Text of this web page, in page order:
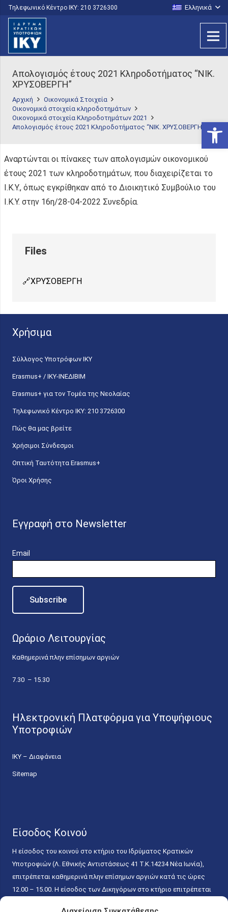
Τηλεφωνικό Κέντρο IKY: 210 3726300 Ελληνικά
Απολογισμός έτους 2021 Κληροδοτήματος “NIK.
ΧΡΥΣΟΒΕΡΓΗ”
Αρχική
Οικονομικά Στοιχεία
Οικονομικά στοιχεία κληροδοτημάτων
Οικονομικά στοιχεία Κληροδοτημάτων 2021
Απολογισμός έτους 2021 Κληροδοτήματος “NIK. ΧΡΥΣΟΒΕΡΓΗ”
Αναρτώνται οι πίνακες των απολογισμών οικονομικού
έτους 2021 των κληροδοτημάτων, που διαχειρίζεται το
Ι.Κ.Υ., όπως εγκρίθηκαν από το Διοικητικό Συμβούλιο του
Ι.Κ.Υ. στην 16η/28-04-2022 Συνεδρία.
ΧΡΥΣΟΒΕΡΓΗ
Χρήσιμα
Σύλλογος Υποτρόφων ΙΚΥ
Erasmus+ / ΙΚΥ-ΙΝΕΔΙΒΙΜ
Erasmus+ για τον Τομέα της Νεολαίας
Τηλεφωνικό Κέντρο IKY: 210 3726300
Πώς θα μας βρείτε
Χρήσιμοι Σύνδεσμοι
Οπτική Ταυτότητα Erasmus+
Όροι Χρήσης
Εγγραφή στο Newsletter
Email
Ωράριο Λειτουργίας
Καθημερινά πλην επίσημων αργιών
7.30 – 15.30
Ηλεκτρονική Πλατφόρμα για Υποψήφιους
Υποτροφιών
ΙΚΥ – Διαφάνεια
Sitemap
Είσοδος Κοινού
Η είσοδος του κοινού στο κτήριο του Ιδρύματος Κρατικών
Υποτροφιών (Λ. Εθνικής Αντιστάσεως 41 T.K.14234 Νέα Ιωνία),
επιτρέπεται καθημερινά πλην επίσημων αργιών κατά τις ώρες
12.00 – 15.00. Η είσοδος των Δικηγόρων στο κτήριο επιτρέπεται